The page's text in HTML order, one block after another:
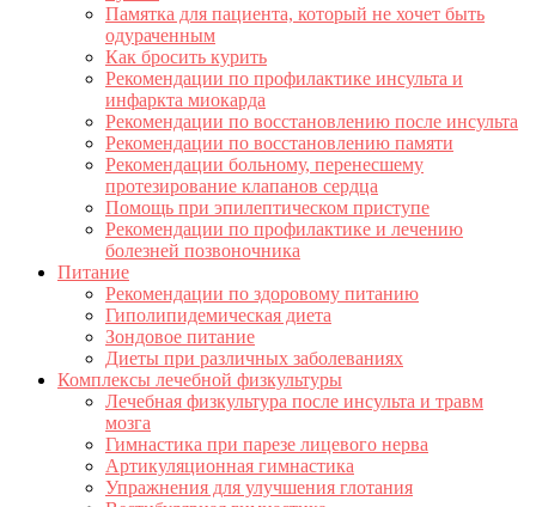
Памятка для пациента, который не хочет быть
одураченным
Как бросить курить
Рекомендации по профилактике инсульта и
инфаркта миокарда
Рекомендации по восстановлению после инсульта
Рекомендации по восстановлению памяти
Рекомендации больному, перенесшему
протезирование клапанов сердца
Помощь при эпилептическом приступе
Рекомендации по профилактике и лечению
болезней позвоночника
Питание
Рекомендации по здоровому питанию
Гиполипидемическая диета
Зондовое питание
Диеты при различных заболеваниях
Комплексы лечебной физкультуры
Лечебная физкультура после инсульта и травм
мозга
Гимнастика при парезе лицевого нерва
Артикуляционная гимнастика
Упражнения для улучшения глотания